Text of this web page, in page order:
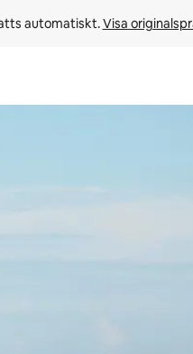
automatiskt. Visa